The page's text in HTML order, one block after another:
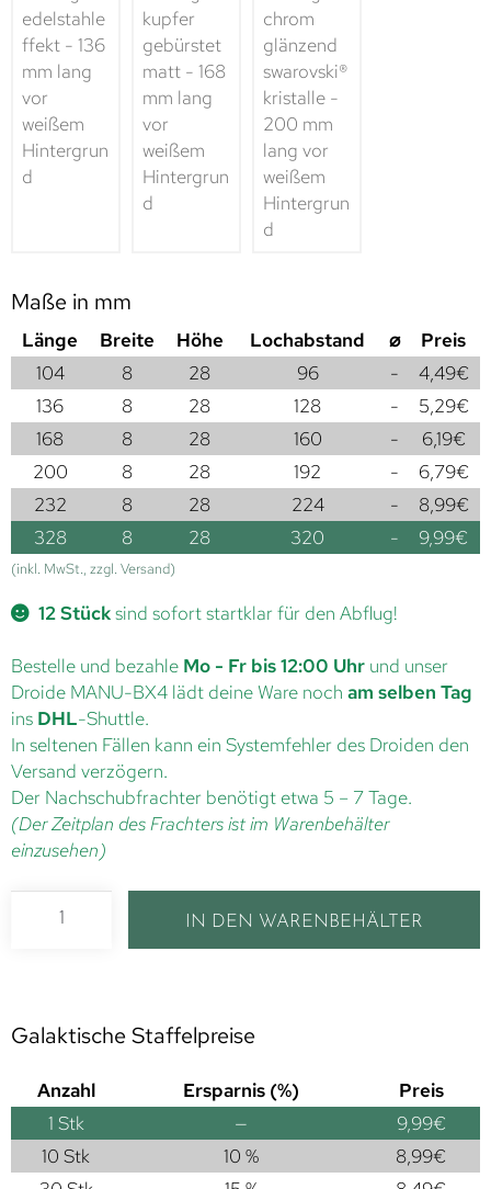
Maße in mm
Länge Breite Höhe Lochabstand ⌀
Preis
104
8 28 96 - 4,49€
136
8 28 128 - 5,29€
168
8 28 160 - 6,19€
200
8 28 192 - 6,79€
232
8 28 224 - 8,99€
328
8 28 320 - 9,99€
(inkl. MwSt., zzgl. Versand)
12 Stücksind sofort startklar für den Abflug!
Bestelle und bezahle Mo - Fr bis 12:00 Uhr und unser
Droide MANU-BX4 lädt deine Ware noch am selben Tag
ins DHL-Shuttle.
In seltenen Fällen kann ein Systemfehler des Droiden den
Versand verzögern.
Der Nachschubfrachter benötigt etwa 5 – 7 Tage.
(Der Zeitplan des Frachters ist im Warenbehälter
einzusehen)
IN DEN WARENBEHÄLTER
Galaktische Staffelpreise
Anzahl Ersparnis (%)
Preis
1 Stk — 9,99€
10 Stk
10 % 8,99€